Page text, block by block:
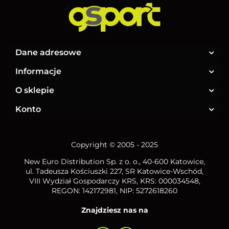
Dane adresowe
Informacje
O sklepie
Konto
Copyright © 2005 - 2025
New Euro Distribution Sp. z o. o., 40-600 Katowice,
ul. Tadeusza Kościuszki 227, SR Katowice-Wschód,
VIII Wydział Gospodarczy KRS, KRS: 000034548,
REGON: 142172981, NIP: 5272618260
Znajdziesz nas na